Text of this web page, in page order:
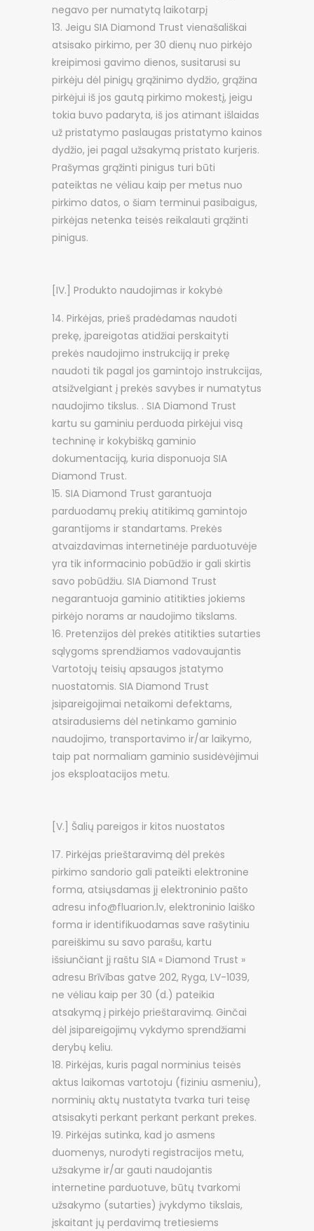
negavo per numatytą laikotarpį
Jeigu SIA Diamond Trust vienašališkai
atsisako pirkimo, per 30 dienų nuo pirkėjo
kreipimosi gavimo dienos, susitarusi su
pirkėju dėl pinigų grąžinimo dydžio, grąžina
pirkėjui iš jos gautą pirkimo mokestį, jeigu
tokia buvo padaryta, iš jos atimant išlaidas
už pristatymo paslaugas pristatymo kainos
dydžio, jei pagal užsakymą pristato kurjeris.
Prašymas grąžinti pinigus turi būti
pateiktas ne vėliau kaip per metus nuo
pirkimo datos, o šiam terminui pasibaigus,
pirkėjas netenka teisės reikalauti grąžinti
pinigus.
[IV.] Produkto naudojimas ir kokybė
Pirkėjas, prieš pradėdamas naudoti
prekę, įpareigotas atidžiai perskaityti
prekės naudojimo instrukciją ir prekę
naudoti tik pagal jos gamintojo instrukcijas,
atsižvelgiant į prekės savybes ir numatytus
naudojimo tikslus. . SIA Diamond Trust
kartu su gaminiu perduoda pirkėjui visą
techninę ir kokybišką gaminio
dokumentaciją, kuria disponuoja SIA
Diamond Trust.
SIA Diamond Trust garantuoja
parduodamų prekių atitikimą gamintojo
garantijoms ir standartams. Prekės
atvaizdavimas internetinėje parduotuvėje
yra tik informacinio pobūdžio ir gali skirtis
savo pobūdžiu. SIA Diamond Trust
negarantuoja gaminio atitikties jokiems
pirkėjo norams ar naudojimo tikslams.
Pretenzijos dėl prekės atitikties sutarties
sąlygoms sprendžiamos vadovaujantis
Vartotojų teisių apsaugos įstatymo
nuostatomis. SIA Diamond Trust
įsipareigojimai netaikomi defektams,
atsiradusiems dėl netinkamo gaminio
naudojimo, transportavimo ir/ar laikymo,
taip pat normaliam gaminio susidėvėjimui
jos eksploatacijos metu.
[V.] Šalių pareigos ir kitos nuostatos
Pirkėjas prieštaravimą dėl prekės
pirkimo sandorio gali pateikti elektronine
forma, atsiųsdamas jį elektroninio pašto
adresu info@fluarion.lv, elektroninio laiško
forma ir identifikuodamas save rašytiniu
pareiškimu su savo parašu, kartu
išsiunčiant jį raštu SIA « Diamond Trust »
adresu Brīvības gatve 202, Ryga, LV-1039,
ne vėliau kaip per 30 (d.) pateikia
atsakymą į pirkėjo prieštaravimą. Ginčai
dėl įsipareigojimų vykdymo sprendžiami
derybų keliu.
Pirkėjas, kuris pagal norminius teisės
aktus laikomas vartotoju (fiziniu asmeniu),
norminių aktų nustatyta tvarka turi teisę
atsisakyti perkant perkant perkant prekes.
Pirkėjas sutinka, kad jo asmens
duomenys, nurodyti registracijos metu,
užsakyme ir/ar gauti naudojantis
internetine parduotuve, būtų tvarkomi
užsakymo (sutarties) įvykdymo tikslais,
įskaitant jų perdavimą tretiesiems